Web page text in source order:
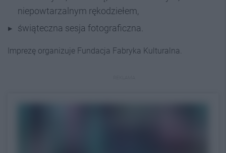
niepowtarzalnym rękodziełem,
świąteczna sesja fotograficzna.
Imprezę organizuje Fundacja Fabryka Kulturalna.